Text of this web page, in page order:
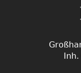
Inh.